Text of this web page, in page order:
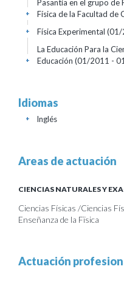
Pasantía en el grupo de
Física de la Facultad de
+
Física Experimental (01/
+
La Educación Para la
Educación (01/2011 -
+
Idiomas
Inglés
+
Areas de actuación
CIENCIAS NATURALES Y
Ciencias Físicas /Ciencias
Enseñanza de la Fïsica
Actuación